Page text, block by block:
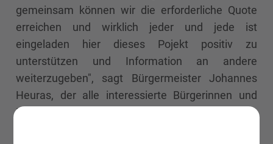
gemeinsam können wir die erforderliche Quote
erreichen und wirklich jeder und jede ist
eingeladen hier dieses Pojekt positiv zu
unterstützen und Information an andere
weiterzugeben", sagt Bürgermeister Johannes
Heuras, der alle interessierte Bürgerinnen und
Bürger zu einem Informationsabend lädt.